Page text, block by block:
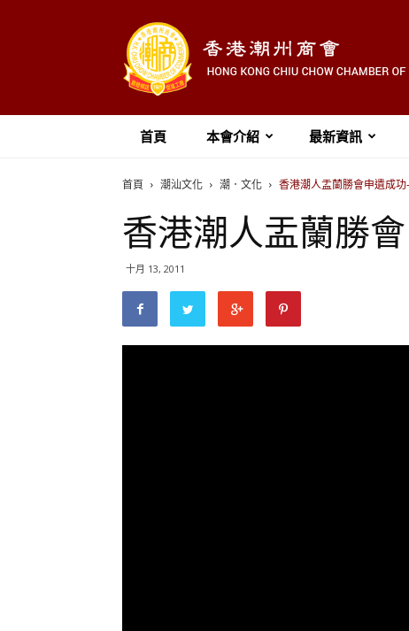
首頁 本會介紹 最新資訊
首頁 潮汕文化 潮．文化 香港潮人盂蘭勝會申遺成
香港潮人盂蘭勝
十月 13, 2011